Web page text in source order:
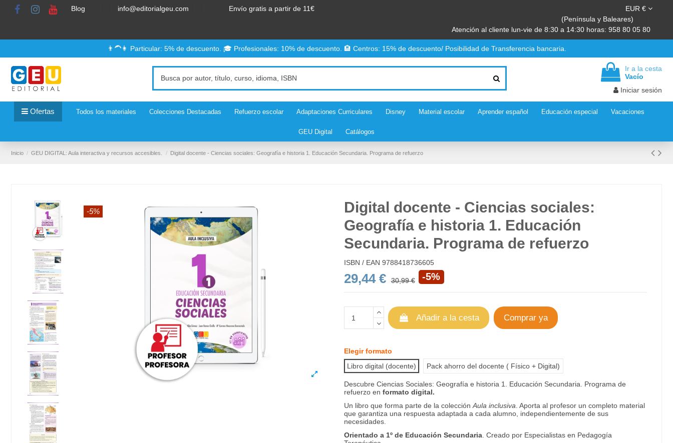
Blog info@editorialgeu.com Envío gratis a partir de 11€
EUR €
(Península y Baleares)
Atención al cliente lun-vie de 8:30 a 14:30 horas: 958 80 05 80
👨‍🦱👩 Particular: 5% de descuento. 🎓 Profesionales: 10% de descuento. 🏨 Centros: 15% de descuento/ Posibilidad de Transferencia bancaria.
Ir a la cesta
Vacío
Iniciar sesión
Ofertas Todos los materiales Colecciones Destacadas Refuerzo escolar Adaptaciones Curriculares Disney Material escolar Aprender español Educación especial Vacaciones
GEU Digital Catálogos
Inicio GEU DIGITAL: Aula interactiva y recursos accesibles. Digital docente - Ciencias sociales: Geografía e historia 1. Educación Secundaria. Programa de refuerzo
-5%
Digital docente - Ciencias sociales:
Geografía e historia 1. Educación
Secundaria. Programa de refuerzo
ISBN / EAN 9788418736605
29,44 € 30,99 € -5%
Añadir a la cesta Comprar ya
Elegir formato
Libro digital (docente)
Pack ahorro del docente ( Físico + Digital)
Descubre Ciencias Sociales: Geografía e historia 1. Educación Secundaria. Programa de
refuerzo en formato digital.
Un libro que forma parte de la colección Aula inclusiva . Aporta al profesor un completo material
que garantiza una respuesta adaptada a cada alumno, independientemente de sus
necesidades.
Orientado a 1º de Educación Secundaria. Creado por Especialistas en Pedagogía